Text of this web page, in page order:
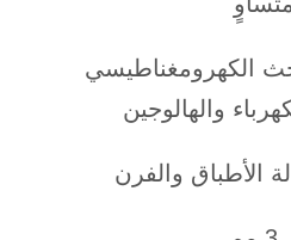
الكهرومغناطيسي
والهالوجين
الأطباق والفرن